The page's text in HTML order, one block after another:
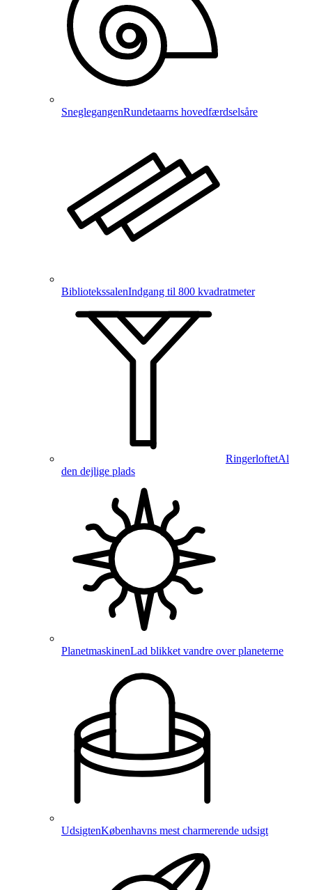
SneglegangenRundetaarns hovedfærdselsåre
BibliotekssalenIndgang til 800 kvadratmeter
RingerloftetAl
den dejlige plads
PlanetmaskinenLad blikket vandre over planeterne
UdsigtenKøbenhavns mest charmerende udsigt